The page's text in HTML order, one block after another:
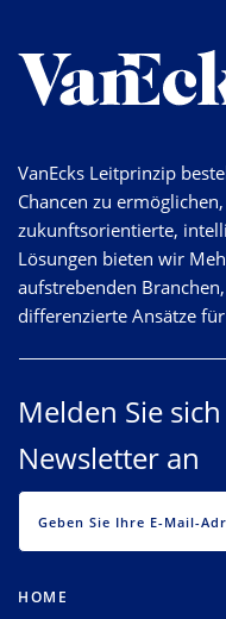
VanEcks Leitprinzip
Chancen zu
zukunftsorientierte,
Lösungen bieten wir
aufstrebenden
differenzierte Ansätze
Melden Sie
Newsletter an
HOME